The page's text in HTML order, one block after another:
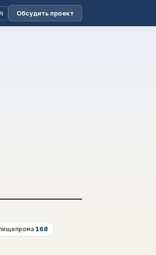
Обсудить проект
168